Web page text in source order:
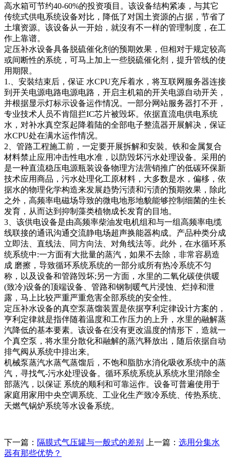
高水箱可节约40-60%的投资项目。该设备结构紧凑，与其它
传统式供电系统设备对比，降低了对国土资源的占据，节省了
土壤资源。该设备从一开始，就沒有不一样的管理制度，在工
作上靠谱。
定压补水设备具备脱硫催化剂的预期效果，但相对于规定较高
或间断性的系统，可马上加上一些脱硫催化剂，提升管线的使
用期限。
1.、安裝结束后，保证 水CPU充斥着水，将互联网服务器连接
到开关电源电路电源电路，开启主机箱的开关电源自动开关，
并根据显示灯标示设备运作情况。一部分网站服务器打不开，
专业技术人员不肯阻拦IC芯片被毁坏。依据直流电供电系统
水，对补水真空泵起降着陆的全部电子整流器开展解决，保证
水CPU处在满水运作情况。
2、管路工程施工前，一定要开展拆解和安裝。铁和金属复合
材料禁止应用冲击性电水准，以防毁坏污水处理设备。采用的
是一种直流稳压电源瓶装设备物理方法营销推广的低碳环保新
技术应用商品，污水处理化工原材料，大多数是水，偏移，依
据水的物理化学构造来发展趋势污渍和污渍的预期效果，除此
之外，高频率电磁场导致的微电地形地貌能够控制细菌的生长
发育，从而达到抑制藻类植物成长发育的目地。
3、该供电设备是由高频率柴油发电机组和与一组高频率电缆
线联接的通讯沟通交流静电场超声换能器构成。产品种类分成
立即法、直线法、同方向法、对角线法等。此外，在水循环系
统系统中:一方面有大批量的蒸汽，如果不去除，非常容易造
成 磨擦，导致循环系统系统的一部分或所有热冷系统不匀
称，以及设备和管路毁坏;另一方面，水里的二氧化碳使供暖
(致冷)设备的顶端设备、管路和钢制暖气片浸蚀、烂掉和泄
露，马上比较严重严重危害全部系统的安全性。
定压补水设备的真空泵蒸馏装置是依据亨利定律设计方案的，
亨利定律就是指伴随着温度和工作压力的上升，水里的融解蒸
汽降低的基本要素。该设备在没有更改温度的情形下，造就一
个真空泵，将水里分散化和融解的蒸汽释放出，随后依据自动
排气阀从系统中排出来。
机械泵蒸汽水蒸气蒸馏后，不饱和脂肪水消化吸收系统中的蒸
汽，寻找气-污水处理设备。循环系统系统从系统水里消除全
部蒸汽，以保证 系统的顺利和可靠运作。设备可普遍使用于
家庭用家用中央空调系统、工业化生产致冷系统、传热系统、
天燃气锅炉系统等水设备系统。
下一篇： 隔膜式气压罐与一般式的差别 上一篇： 选用分集水
器有那些优势？